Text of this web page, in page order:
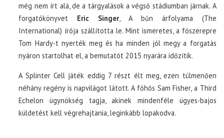
még nem írt alá, de a tárgyalások a végső stádiumban járnak. A
forgatókönyvet Eric Singer, A bűn árfolyama (The
International) írója szállította le. Mint ismeretes, a főszerepre
Tom Hardy-t nyerték meg és ha minden jól megy a forgatás
nyáron startolhat el, a bemutatót 2015 nyarára időzítik.
A Splinter Cell játék eddig 7 részt élt meg, ezen túlmenően
néhány regény is napvilágot látott. A főhős Sam Fisher, a Third
Echelon ügynökség tagja, akinek mindenféle ügyes-bajos
küldetést kell végrehajtania, leginkább lopakodva.